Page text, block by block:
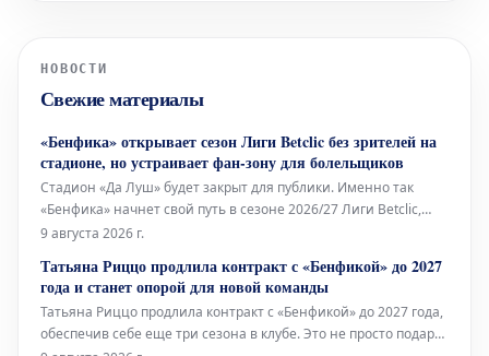
НОВОСТИ
Свежие материалы
«Бенфика» открывает сезон Лиги Betclic без зрителей на
стадионе, но устраивает фан-зону для болельщиков
Стадион «Да Луш» будет закрыт для публики. Именно так
«Бенфика» начнет свой путь в сезоне 2026/27 Лиги Betclic,
принимая команду «Академику де Визеу». Без красно-белых
«Бенфика» не оставит своих болельщиков одних дома,
смотреть матч по
9 августа 2026 г.
Татьяна Риццо продлила контракт с «Бенфикой» до 2027
года и станет опорой для новой команды
Татьяна Риццо продлила контракт с «Бенфикой» до 2027 года,
обеспечив себе еще три сезона в клубе. Это не просто подарок